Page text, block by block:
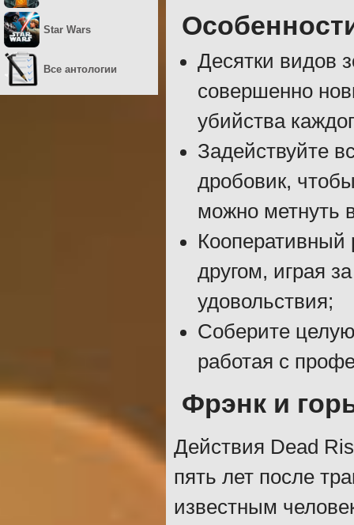
Десятки видов
совершенно
убийства
Задействуйте
дробовик,
можно метнуть
Кооперативный
другом, играя
удовольствия;
Соберите
работая с
Фрэнк и
Действия Dead
пять лет после
известным
Star Wars
Все антологии